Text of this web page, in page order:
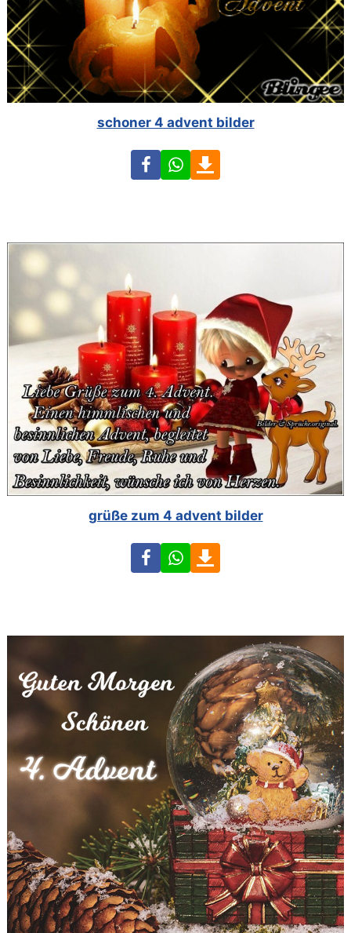
schoner 4 advent bilder
FacebookWhatsApp
grüße zum 4 advent bilder
FacebookWhatsApp